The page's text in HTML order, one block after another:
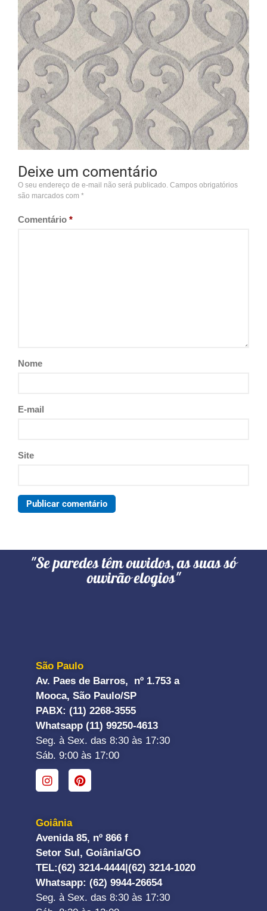
Deixe um comentário
O seu endereço de e-mail não será publicado. Campos obrigatórios
são marcados com *
Comentário *
Nome
E-mail
Site
"Se paredes têm ouvidos, as suas só
ouvirão elogios"
São Paulo
Av. Paes de Barros, nº 1.753 a
Mooca, São Paulo/SP
PABX: (11) 2268-3555
Whatsapp (11) 99250-4613
Seg. à Sex. das 8:30 às 17:30
Sáb. 9:00 às 17:00
Goiânia
Avenida 85, nº 866 f
Setor Sul, Goiânia/GO
TEL:(62) 3214-4444|(62) 3214-1020
Whatsapp: (62) 9944-26654
Seg. à Sex. das 8:30 às 17:30